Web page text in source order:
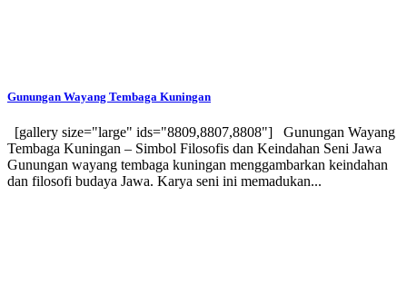
Gunungan Wayang Tembaga Kuningan
[gallery size="large" ids="8809,8807,8808"] Gunungan Wayang
Tembaga Kuningan – Simbol Filosofis dan Keindahan Seni Jawa
Gunungan wayang tembaga kuningan menggambarkan keindahan
dan filosofi budaya Jawa. Karya seni ini memadukan...